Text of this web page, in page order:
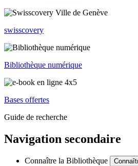
swisscovery
Bibliothèque numérique
Bases offertes
Guide de recherche
Navigation secondaire
Connaître la Bibliothèque